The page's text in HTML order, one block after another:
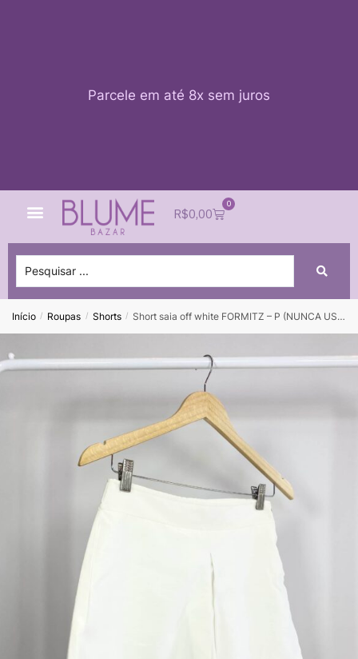
Parcele em até 8x sem juros
R$0,00
0
Início / Roupas / Shorts / Short saia off white FORMITZ – P (NUNCA USADO)